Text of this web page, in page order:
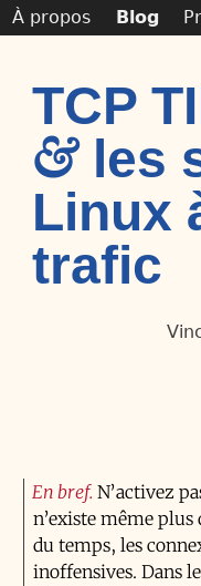
TCP
& les
Linux
trafic
En bref N’activez
n’existe même
du temps, les
inoffensives. Dans
À propos Blog